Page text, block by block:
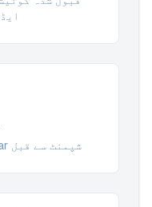
شپمنٹ سے قبل FOB Makassar پر بچا حساب